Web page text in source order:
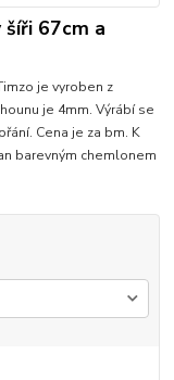
67cm a
je vyroben z
je 4mm. Výrábí se
Cena je za bm. K
barevným chemlonem